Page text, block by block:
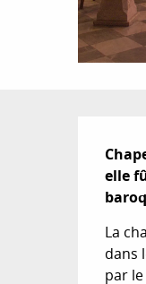
elle
La
dans
par